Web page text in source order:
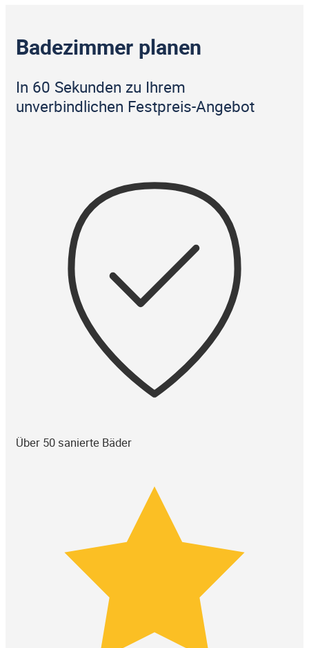
Badezimmer planen
In 60 Sekunden zu Ihrem
unverbindlichen Festpreis-Angebot
Über 50 sanierte Bäder